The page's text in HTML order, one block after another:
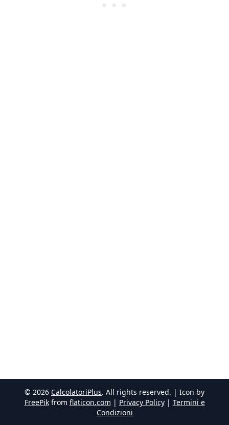
© 2026 CalcolatoriPlus. All rights reserved. | Icon by
FreePik from flaticon.com | Privacy Policy| Termini e
Condizioni